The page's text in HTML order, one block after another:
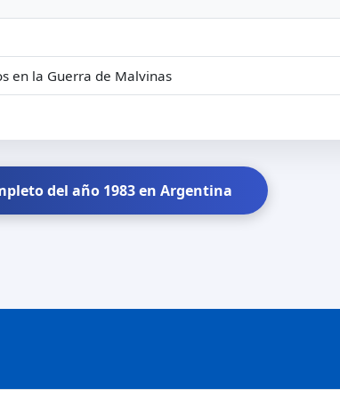
en la Guerra de Malvinas
del año 1983 en Argentina